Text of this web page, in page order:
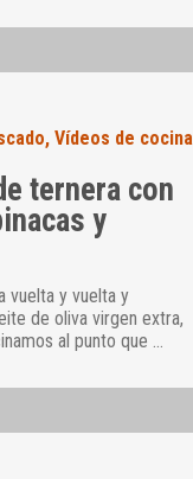
, Vídeos de cocina
ternera con
y
vuelta y vuelta y
de oliva virgen extra,
al punto que …